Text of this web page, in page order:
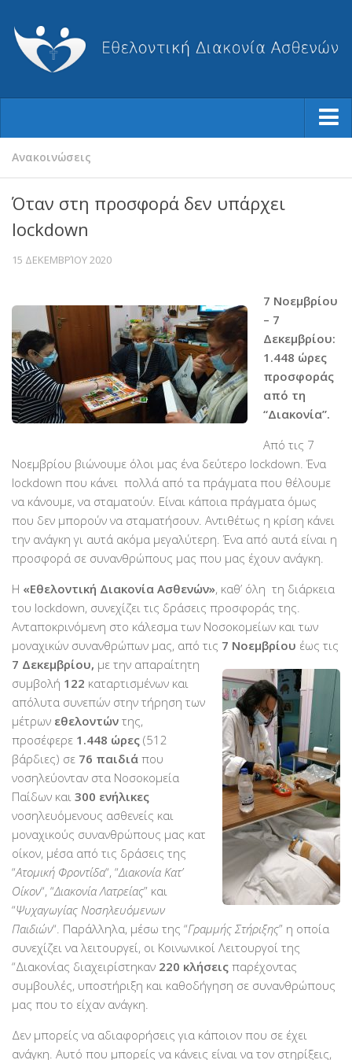
Ποιοι Είμαστε
Η Ιστορία μας
Ο Σύλλογος
Το Διοικητικό Συμβούλιο
Ισολογισμοί-Απολογισμοί
Βραβεύσεις
Βραβεύσεις
Εθελοντές
Γίνε εθελοντής
Θεωρητική
Πρακτική
Υποστήριξη
Εποπτεία
Ομάδες Στήριξης
Εμπειρίες
Μικρές ιστορίες
Στήριξέ μας
Με τραπεζική κατάθεση
PayPal
Δράσεις
Τομείς
Νοσοκομεία
Διακονία Κατ οίκον
Φιλοξενία Κατ οίκον
Συνεργαζόμενοι Φορείς
Εκδηλώσεις
Ανακοινώσεις
Αρχείο Ανακοινώσεων
Υποστηρικτές
Δωρητές
Χορηγοί
Ανακοινώσεις
Όταν στη προσφορά δεν υπάρχει
lockdown
15 ΔΕΚΕΜΒΡΊΟΥ 2020
7 Νοεμβρίου
– 7
Δεκεμβρίου:
1.448 ώρες
προσφοράς
από τη
“Διακονία”.
Από τις 7
Νοεμβρίου βιώνουμε όλοι μας ένα δεύτερο lockdown. Ένα
lockdown που κάνει πολλά από τα πράγματα που θέλουμε
να κάνουμε, να σταματούν. Είναι κάποια πράγματα όμως
που δεν μπορούν να σταματήσουν. Αντιθέτως η κρίση κάνει
την ανάγκη γι αυτά ακόμα μεγαλύτερη. Ένα από αυτά είναι η
προσφορά σε συνανθρώπους μας που μας έχουν ανάγκη.
Η «Εθελοντική Διακονία Ασθενών», καθ’ όλη τη διάρκεια
του lockdown, συνεχίζει τις δράσεις προσφοράς της.
Ανταποκρινόμενη στο κάλεσμα των Νοσοκομείων και των
μοναχικών συνανθρώπων μας, από τις 7 Νοεμβρίου έως τις
7 Δεκεμβρίου, με την απαραίτητη
συμβολή 122 καταρτισμένων και
απόλυτα συνεπών στην τήρηση των
μέτρων εθελοντών της,
προσέφερε 1.448 ώρες (512
βάρδιες) σε 76 παιδιά που
νοσηλεύονταν στα Νοσοκομεία
Παίδων και 300 ενήλικες
νοσηλευόμενους ασθενείς και
μοναχικούς συνανθρώπους μας κατ
οίκον, μέσα από τις δράσεις της
“Ατομική Φροντίδα“, “Διακονία Κατ’
Οίκον“, “Διακονία Λατρείας” και
“Ψυχαγωγίας Νοσηλευόμενων
Παιδιών“. Παράλληλα, μέσω της “Γραμμής Στήριξης” η οποία
συνεχίζει να λειτουργεί, οι Κοινωνικοί Λειτουργοί της
“Διακονίας διαχειρίστηκαν 220 κλήσεις παρέχοντας
συμβουλές, υποστήριξη και καθοδήγηση σε συνανθρώπους
μας που το είχαν ανάγκη.
Δεν μπορείς να αδιαφορήσεις για κάποιον που σε έχει
ανάγκη. Αυτό που μπορείς να κάνεις είναι να τον στηρίξεις,